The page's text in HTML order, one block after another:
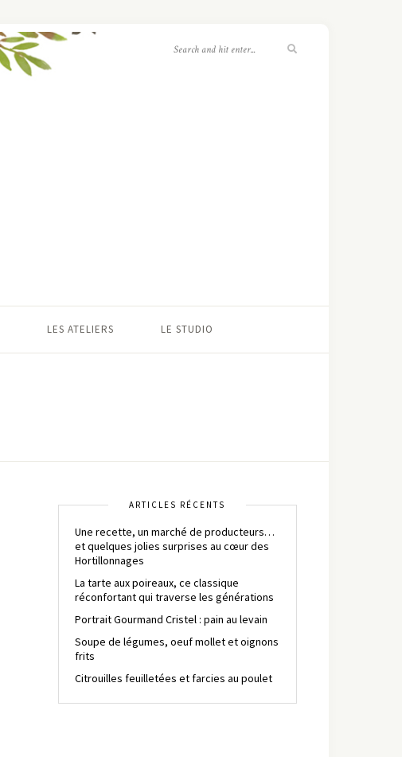
LES ATELIERS LE STUDIO
ARTICLES RÉCENTS
Une recette, un marché de producteurs…
et quelques jolies surprises au cœur des
Hortillonnages
La tarte aux poireaux, ce classique
réconfortant qui traverse les générations
Portrait Gourmand Cristel : pain au levain
Soupe de légumes, oeuf mollet et oignons
frits
Citrouilles feuilletées et farcies au poulet